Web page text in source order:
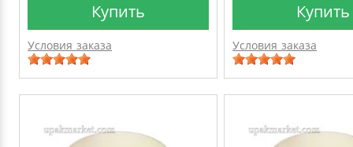
Купить
Условия заказа
Купить
Условия заказа